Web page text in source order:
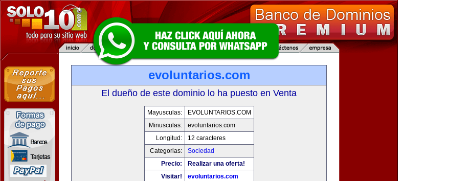
evoluntarios.com
El dueño de este dominio lo ha puesto en Venta
Mayusculas:
EVOLUNTARIOS.COM
Minusculas:
evoluntarios.com
Longitud:
12 caracteres
Categorias:
Sociedad
Precio:
Realizar una oferta!
Visitar!
evoluntarios.com